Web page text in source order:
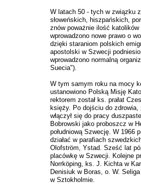
W latach 50 - tych w związku
słoweńskich, hiszpańskich,
znów poważnie ilość
wprowadzono nowe prawo o
dzięki staraniom polskich
apostolski w Szwecji
wprowadzono normalną
Suecia").
W tym samym roku na mocy
ustanowiono Polską Misję
rektorem został ks. prałat
księży. Po dojściu do
włączył się do pracy
Bobrowski jako proboszcz w
południową Szwecję. W 1966
działać w parafiach
Olofström, Ystad. Sześć lat
placówkę w Szwecji. Kolejne
Norrköping, ks. J. Kichta w
Denisiuk w Boras, o. W.
w Sztokholmie.